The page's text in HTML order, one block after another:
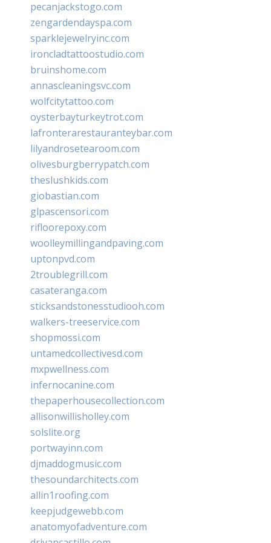
pecanjackstogo.com
zengardendayspa.com
sparklejewelryinc.com
ironcladtattoostudio.com
bruinshome.com
annascleaningsvc.com
wolfcitytattoo.com
oysterbayturkeytrot.com
lafronterarestauranteybar.com
lilyandrosetearoom.com
olivesburgberrypatch.com
theslushkids.com
giobastian.com
glpascensori.com
rifloorepoxy.com
woolleymillingandpaving.com
uptonpvd.com
2troublegrill.com
casateranga.com
sticksandstonesstudiooh.com
walkers-treeservice.com
shopmossi.com
untamedcollectivesd.com
mxpwellness.com
infernocanine.com
thepaperhousecollection.com
allisonwillisholley.com
solslite.org
portwayinn.com
djmaddogmusic.com
thesoundarchitects.com
allin1roofing.com
keepjudgewebb.com
anatomyofadventure.com